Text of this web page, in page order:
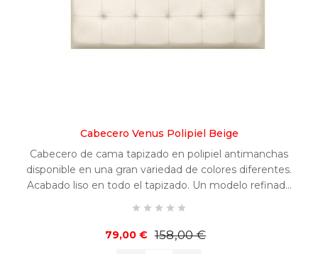
Cabecero Venus Polipiel Beige
Cabecero de cama tapizado en polipiel antimanchas
disponible en una gran variedad de colores diferentes.
Acabado liso en todo el tapizado. Un modelo refinado
    
79,00 € 158,00 €